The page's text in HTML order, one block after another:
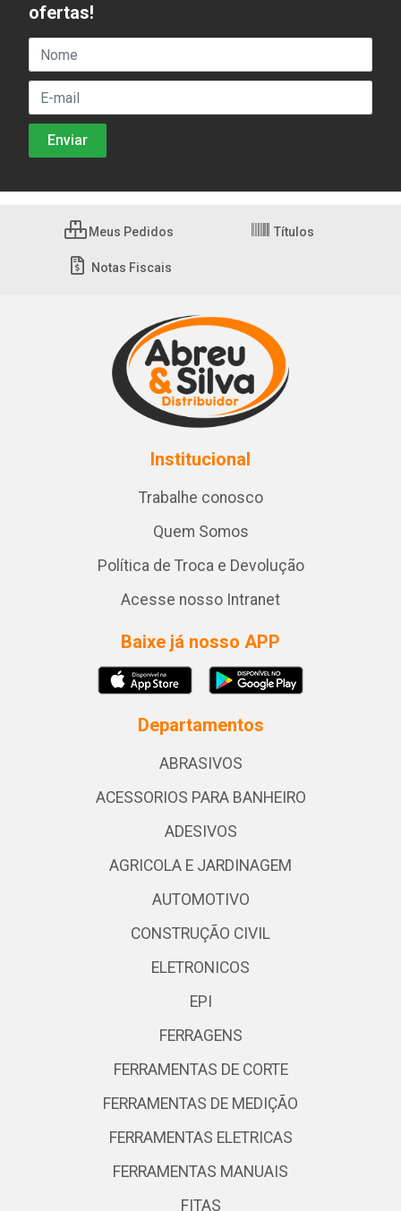
ofertas!
Meus Pedidos Títulos
Notas Fiscais
Institucional
Trabalhe conosco
Quem Somos
Política de Troca e Devolução
Acesse nosso Intranet
Baixe já nosso APP
Departamentos
ABRASIVOS
ACESSORIOS PARA BANHEIRO
ADESIVOS
AGRICOLA E JARDINAGEM
AUTOMOTIVO
CONSTRUÇÃO CIVIL
ELETRONICOS
EPI
FERRAGENS
FERRAMENTAS DE CORTE
FERRAMENTAS DE MEDIÇÃO
FERRAMENTAS ELETRICAS
FERRAMENTAS MANUAIS
FITAS